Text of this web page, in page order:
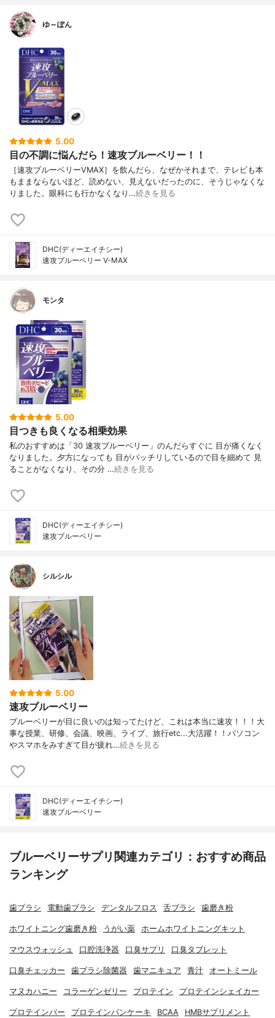
ゆ～ぽん
5.00
目の不調に悩んだら！速攻ブルーベリー！！
［速攻ブルーベリーVMAX］を飲んだら、なぜかそれまで、テレビも本
もままならないほど、読めない、見えないだったのに、そうじゃなくな
りました。眼科にも行かなくなり…続きを見る
DHC(ディーエイチシー)
速攻ブルーベリー V-MAX
モンタ
5.00
目つきも良くなる相乗効果
私のおすすめは「30 速攻ブルーベリー」のんだらすぐに 目が痛くなく
なりました。夕方になっても 目がパッチリしているので目を細めて 見
ることがなくなり、その分 …続きを見る
DHC(ディーエイチシー)
速攻ブルーベリー
シルシル
5.00
速攻ブルーベリー
ブルーベリーが目に良いのは知ってたけど、これは本当に速攻！！！大
事な授業、研修、会議、映画、ライブ、旅行etc...大活躍！！パソコン
やスマホをみすぎて目が疲れ…続きを見る
DHC(ディーエイチシー)
速攻ブルーベリー
ブルーベリーサプリ関連カテゴリ：おすすめ商品
ランキング
歯ブラシ 電動歯ブラシ デンタルフロス 舌ブラシ 歯磨き粉
ホワイトニング歯磨き粉 うがい薬 ホームホワイトニングキット
マウスウォッシュ 口腔洗浄器 口臭サプリ 口臭タブレット
口臭チェッカー 歯ブラシ除菌器 歯マニキュア 青汁 オートミール
マヌカハニー コラーゲンゼリー プロテイン プロテインシェイカー
プロテインバー プロテインパンケーキ BCAA HMBサプリメント